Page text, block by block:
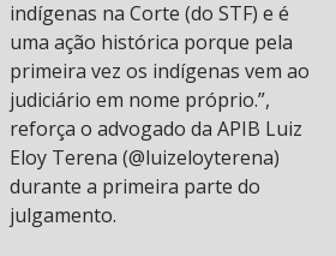
indígenas na Corte (do STF) e é
uma ação histórica porque pela
primeira vez os indígenas vem ao
judiciário em nome próprio.”,
reforça o advogado da APIB Luiz
Eloy Terena (@luizeloyterena)
durante a primeira parte do
julgamento.